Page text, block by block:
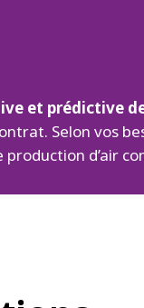
et prédictive
Selon vos
d’air